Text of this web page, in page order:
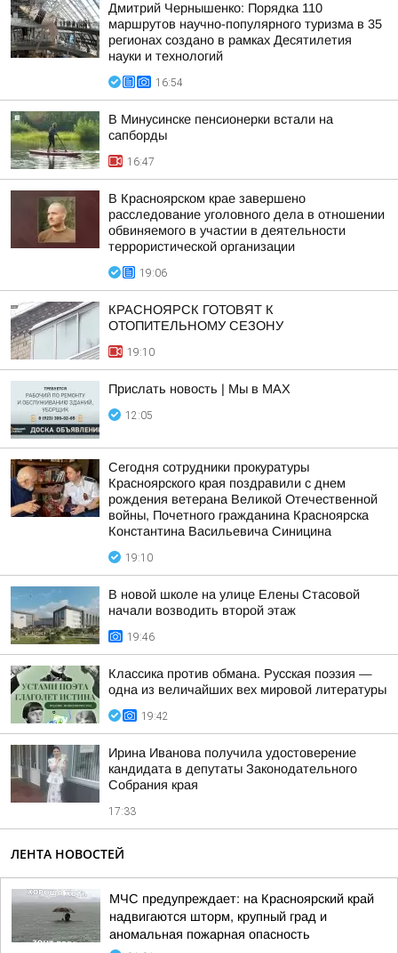
Дмитрий Чернышенко: Порядка 110
маршрутов научно-популярного туризма в 35
регионах создано в рамках Десятилетия
науки и технологий
16:54
В Минусинске пенсионерки встали на
сапборды
16:47
В Красноярском крае завершено
расследование уголовного дела в отношении
обвиняемого в участии в деятельности
террористической организации
19:06
КРАСНОЯРСК ГОТОВЯТ К
ОТОПИТЕЛЬНОМУ СЕЗОНУ
19:10
Прислать новость | Мы в MAX
12:05
Сегодня сотрудники прокуратуры
Красноярского края поздравили с днем
рождения ветерана Великой Отечественной
войны, Почетного гражданина Красноярска
Константина Васильевича Синицина
19:10
В новой школе на улице Елены Стасовой
начали возводить второй этаж
19:46
Классика против обмана. Русская поэзия —
одна из величайших вех мировой литературы
19:42
Ирина Иванова получила удостоверение
кандидата в депутаты Законодательного
Собрания края
17:33
ЛЕНТА НОВОСТЕЙ
МЧС предупреждает: на Красноярский край
надвигаются шторм, крупный град и
аномальная пожарная опасность